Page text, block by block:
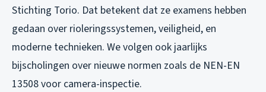
Stichting Torio. Dat betekent dat ze examens hebben
gedaan over rioleringssystemen, veiligheid, en
moderne technieken. We volgen ook jaarlijks
bijscholingen over nieuwe normen zoals de NEN-EN
13508 voor camera-inspectie.